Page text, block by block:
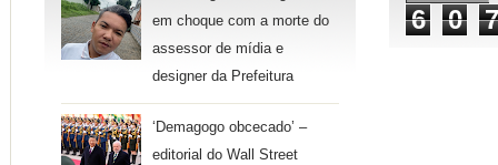
em choque com a morte do
assessor de mídia e
designer da Prefeitura
‘Demagogo obcecado’ –
editorial do Wall Street
6 0 7